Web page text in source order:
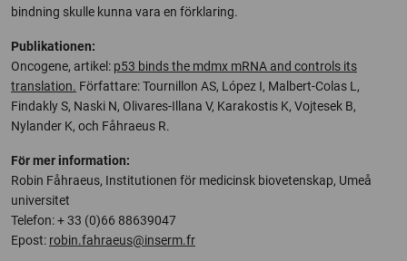
bindning skulle kunna vara en förklaring.
Publikationen:
Oncogene, artikel: p53 binds the mdmx mRNA and controls its
translation. Författare: Tournillon AS, López I, Malbert-Colas L,
Findakly S, Naski N, Olivares-Illana V, Karakostis K, Vojtesek B,
Nylander K, och Fåhraeus R.
För mer information:
Robin Fåhraeus, Institutionen för medicinsk biovetenskap, Umeå
universitet
Telefon: + 33 (0)66 88639047
Epost: robin.fahraeus@inserm.fr